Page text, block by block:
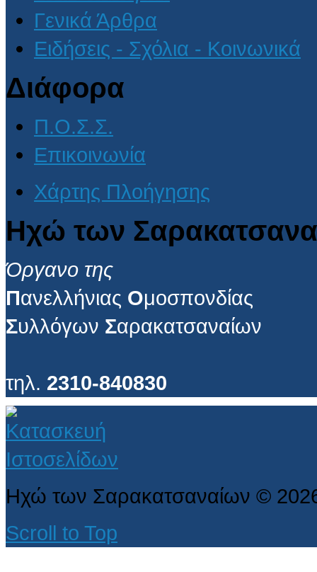
Γενικά Άρθρα
Ειδήσεις - Σχόλια - Κοινωνικά
Διάφορα
Π.Ο.Σ.Σ.
Επικοινωνία
Χάρτης Πλοήγησης
Ηχώ των
Όργανο της
Πανελλήνιας Ομοσπονδίας
Συλλόγων Σαρακατσαναίων
τηλ. 2310-840830
Ηχώ των Σαρακατσαναίων ©
Scroll to Top